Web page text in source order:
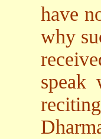
have
why
speak